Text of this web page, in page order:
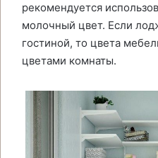
рекомендуется
молочный цвет. Если
гостиной, то цвета
цветами комнаты.